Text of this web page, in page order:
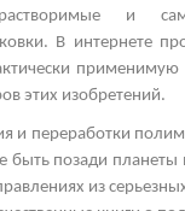
и
В интернете
этих изобретений.
и переработки
быть позади планеты
из